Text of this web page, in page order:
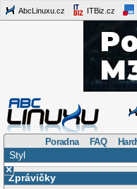
AbcLinuxu.cz ITBiz.cz
Poradna FAQ
Styl
×
Zprávičky